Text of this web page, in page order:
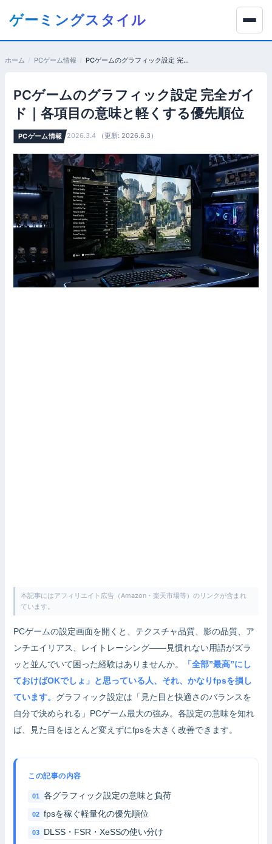
ツ
ゲーミングスタイル
ホーム PCゲーム情報 PCゲームのグラフィック設定 完全ガイド｜各項目の意味と軽くする優先順位
PCゲームのグラフィック設定 完全ガイ
ド｜各項目の意味と軽くする優先順位
PCゲーム情報 2026.3.4 （更新: 2026.6.3）
本記事にはアフィリエイト広告（Amazon・楽天市場等）のリンクが含まれ
ています。
PCゲームの設定画面を開くと、テクスチャ品質、影の品質、ア
ンチエイリアス、レイトレーシング——見慣れない用語がズラ
ッと並んでいて困った経験はありませんか。
「全部”最高”にし
ておけばOKでしょ」と思っている人、それ、かなりfpsを損し
ています。 グラフィック設定は「見た目と快適さのバランスを
自分で決められる」PCゲーム最大の強み。各設定の意味を知れ
ば、見た目をほとんど変えずにfpsを大きく改善できます。
この記事の内容
各グラフィック設定の意味と負荷
fpsを稼ぐ軽量化の優先順位
DLSS・FSR・XeSSの使い分け